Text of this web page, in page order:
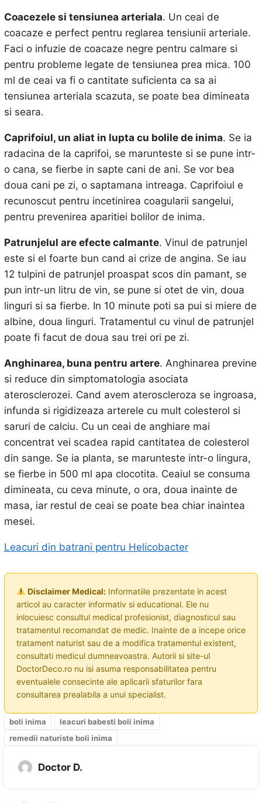
Coacezele si tensiunea arteriala. Un ceai de
coacaze e perfect pentru reglarea tensiunii arteriale.
Faci o infuzie de coacaze negre pentru calmare si
pentru probleme legate de tensiunea prea mica. 100
ml de ceai va fi o cantitate suficienta ca sa ai
tensiunea arteriala scazuta, se poate bea dimineata
si seara.
Caprifoiul, un aliat in lupta cu bolile de inima. Se ia
radacina de la caprifoi, se marunteste si se pune intr-
o cana, se fierbe in sapte cani de ani. Se vor bea
doua cani pe zi, o saptamana intreaga. Caprifoiul e
recunoscut pentru incetinirea coagularii sangelui,
pentru prevenirea aparitiei bolilor de inima.
Patrunjelul are efecte calmante. Vinul de patrunjel
este si el foarte bun cand ai crize de angina. Se iau
12 tulpini de patrunjel proaspat scos din pamant, se
pun intr-un litru de vin, se pune si otet de vin, doua
linguri si sa fierbe. In 10 minute poti sa pui si miere de
albine, doua linguri. Tratamentul cu vinul de patrunjel
poate fi facut de doua sau trei ori pe zi.
Anghinarea, buna pentru artere. Anghinarea previne
si reduce din simptomatologia asociata
aterosclerozei. Cand avem ateroscleroza se ingroasa,
infunda si rigidizeaza arterele cu mult colesterol si
saruri de calciu. Cu un ceai de anghiare mai
concentrat vei scadea rapid cantitatea de colesterol
din sange. Se ia planta, se marunteste intr-o lingura,
se fierbe in 500 ml apa clocotita. Ceaiul se consuma
dimineata, cu ceva minute, o ora, doua inainte de
masa, iar restul de ceai se poate bea chiar inaintea
mesei.
Leacuri din batrani pentru Helicobacter
Disclaimer Medical:Informatiile prezentate in acest
articol au caracter informativ si educational. Ele nu
inlocuiesc consultul medical profesionist, diagnosticul sau
tratamentul recomandat de medic. Inainte de a incepe orice
tratament naturist sau de a modifica tratamentul existent,
consultati medicul dumneavoastra. Autorii si site-ul
DoctorDeco.ro nu isi asuma responsabilitatea pentru
eventualele consecinte ale aplicarii sfaturilor fara
consultarea prealabila a unui specialist.
boli inima
leacuri babesti boli inima
remedii naturiste boli inima
Doctor D.